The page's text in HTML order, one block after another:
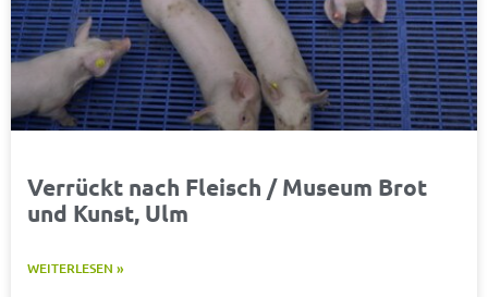
Verrückt nach Fleisch / Museum Brot
und Kunst, Ulm
WEITERLESEN »